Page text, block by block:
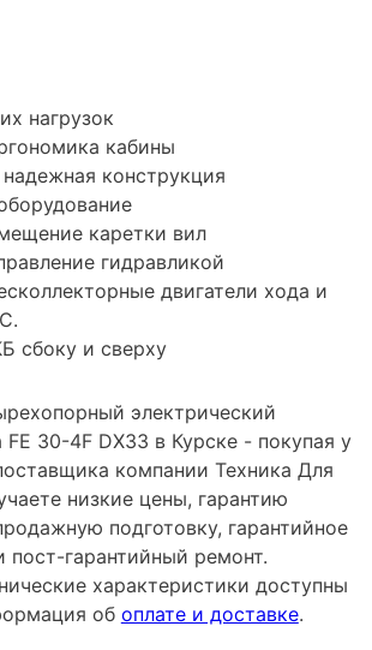
нагрузок
кабины
конструкция
каретки вил
гидравликой
двигатели хода и
сбоку и сверху
электрический
FE 30-4F DX33 в Курске - покупая у
компании Техника Для
низкие цены, гарантию
подготовку, гарантийное
пост-гарантийный ремонт.
характеристики доступны
об оплате и доставке.